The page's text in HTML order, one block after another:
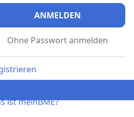
ANMELDEN
Ohne Passwort anmelden
ist meinBME?